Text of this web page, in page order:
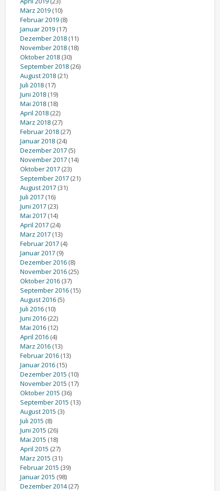
März 2019 (10)
Februar 2019 (8)
Januar 2019 (17)
Dezember 2018 (11)
November 2018 (18)
Oktober 2018 (30)
September 2018 (26)
August 2018 (21)
Juli 2018 (17)
Juni 2018 (19)
Mai 2018 (18)
April 2018 (22)
März 2018 (27)
Februar 2018 (27)
Januar 2018 (24)
Dezember 2017 (5)
November 2017 (14)
Oktober 2017 (23)
September 2017 (21)
August 2017 (31)
Juli 2017 (16)
Juni 2017 (23)
Mai 2017 (14)
April 2017 (24)
März 2017 (13)
Februar 2017 (4)
Januar 2017 (9)
Dezember 2016 (8)
November 2016 (25)
Oktober 2016 (37)
September 2016 (15)
August 2016 (5)
Juli 2016 (10)
Juni 2016 (22)
Mai 2016 (12)
April 2016 (4)
März 2016 (13)
Februar 2016 (13)
Januar 2016 (15)
Dezember 2015 (10)
November 2015 (17)
Oktober 2015 (36)
September 2015 (13)
August 2015 (3)
Juli 2015 (8)
Juni 2015 (26)
Mai 2015 (18)
April 2015 (27)
März 2015 (31)
Februar 2015 (39)
Januar 2015 (98)
Dezember 2014(27)